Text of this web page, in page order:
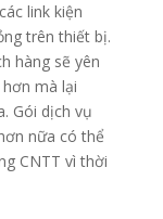
link kiện
trên thiết bị.
hàng sẽ yên
mà lại
Gói dịch vụ
nữa có thể
CNTT vì thời